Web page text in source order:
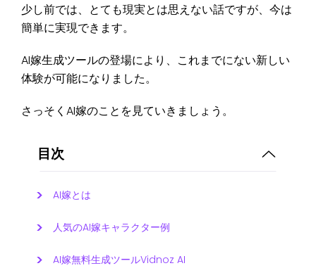
少し前では、とても現実とは思えない話ですが、今は
簡単に実現できます。
AI嫁生成ツールの登場により、これまでにない新しい
体験が可能になりました。
さっそくAI嫁のことを見ていきましょう。
目次
AI嫁とは
人気のAI嫁キャラクター例
AI嫁無料生成ツールVidnoz AI